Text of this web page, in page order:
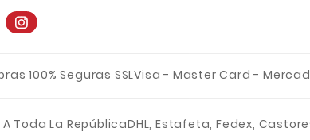
100% Seguras SSLVisa - Master Card -
A Toda La RepúblicaDHL, Estafeta, Fedex,